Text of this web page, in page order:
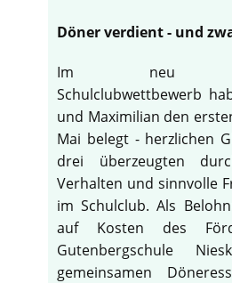
Döner verdient - und
Im neu
Schulclubwettbewerb
und Maximilian den
Mai belegt - herzlichen
drei überzeugten
Verhalten und sinnvolle
im Schulclub. Als
auf Kosten des
Gutenbergschule
gemeinsamen